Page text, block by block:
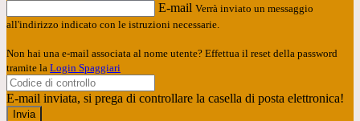
E-mail Verrà inviato un messaggio
all'indirizzo indicato con le istruzioni necessarie.
Non hai una e-mail associata al nome utente? Effettua il reset della password
tramite la Login Spaggiari
E-mail inviata, si prega di controllare la casella di posta elettronica!